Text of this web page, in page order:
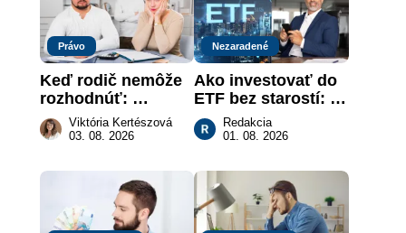
Právo
Keď rodič nemôže
rozhodnúť:
nahradenie prejavu
vôle súdom v
Viktória Kertészová
03. 08. 2026
Nezaradené
Ako investovať do
ETF bez starostí:
Investičné plány,
ktoré urobia prácu
Redakcia
01. 08. 2026